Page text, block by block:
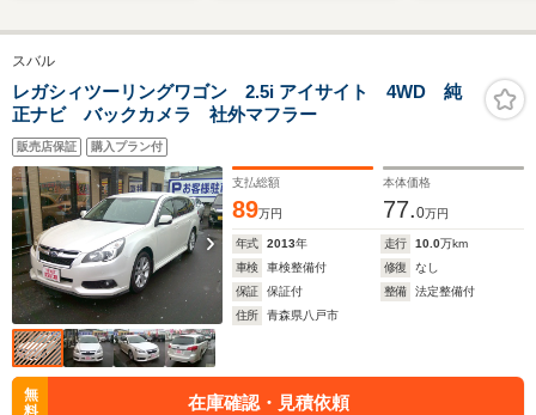
続/EBD付ABS/横滑り
防止装置/アイドリン
グストップ/バックモ
ニター/フルセグTV
ジタルインナーミラ
ー シートヒーター
ETC2.0
ートエアコン
ナーセンサー
トキー 純正
スバル
レガシィツーリングワゴン 2.5i アイサイト 4WD 純
正ナビ バックカメラ 社外マフラー
販売店保証 購入プラン付
支払総額
89万円
本体価格
77.0万円
年式 2013年 走行 10.0万km
車検
車検整備付 修復
なし
保証
保証付 整備
法定整備付
住所
青森県八戸市
無
料
在庫確認・見積依頼